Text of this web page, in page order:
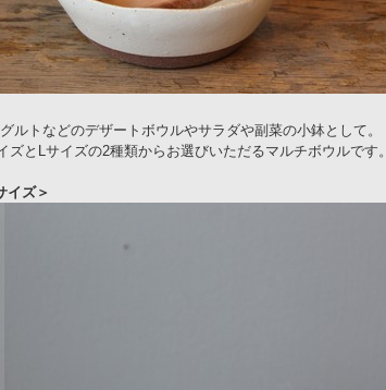
ルトなどのデザートボウルやサラダや副菜の小鉢として。
ズとLサイズの2種類からお選びいただるマルチボウルです。
イズ＞